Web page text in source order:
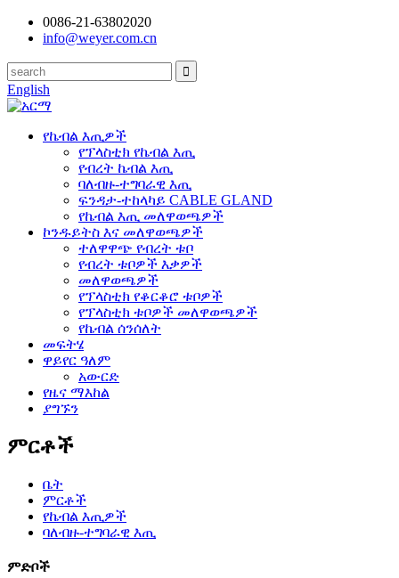
0086-21-63802020
info@weyer.com.cn
English
የኬብል እጢዎች
የፕላስቲክ የኬብል እጢ
የብረት ኬብል እጢ
ባለብዙ-ተግባራዊ እጢ
ፍንዳታ-ተከላካይ CABLE GLAND
የኬብል እጢ መለዋወጫዎች
ኮንዱይትስ እና መለዋወጫዎች
ተለዋዋጭ የብረት ቱቦ
የብረት ቱቦዎች እቃዎች
መለዋወጫዎች
የፕላስቲክ የቆርቆሮ ቱቦዎች
የፕላስቲክ ቱቦዎች መለዋወጫዎች
የኬብል ሰንሰለት
መፍትሄ
ዋይየር ዓለም
አውርድ
የዜና ማእከል
ያግኙን
ምርቶች
ቤት
ምርቶች
የኬብል እጢዎች
ባለብዙ-ተግባራዊ እጢ
ምድቦች